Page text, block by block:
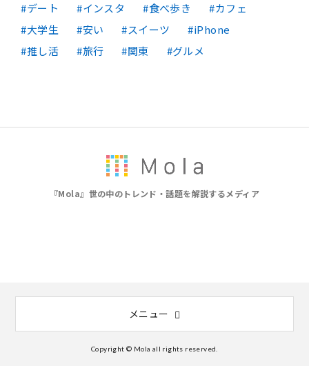
デート
インスタ 食べ歩き
カフェ
大学生
安い スイーツ
iPhone
推し活
旅行 関東 グルメ
『Mola』世の中のトレンド・話題を解説するメディア
メニュー
Copyright © Mola all rights reserved.